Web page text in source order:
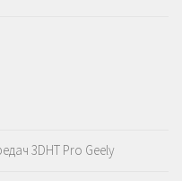
3DHT Pro Geely